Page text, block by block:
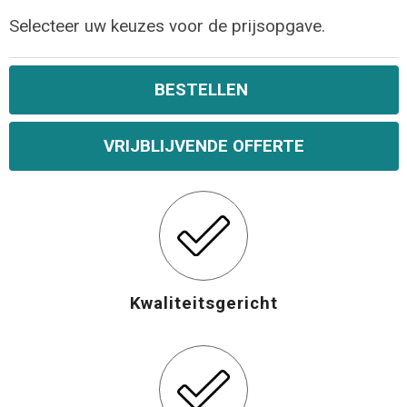
Opvouwbare tassen
Waterbestendige tassen
Katoenen draagtassen
Selecteer uw keuzes voor de prijsopgave.
BESTELLEN
VRIJBLIJVENDE OFFERTE
Kwaliteitsgericht